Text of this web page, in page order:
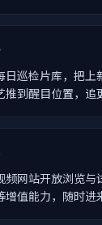
日巡检片库，把上
推到醒目位置，追
频网站开放浏览与
增值能力，随时进